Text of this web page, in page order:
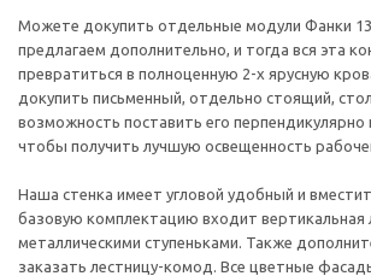
Можете докупить отдельные модули Фанки
предлагаем дополнительно, и тогда вся эта
превратиться в полноценную 2-х ярусную
докупить письменный, отдельно стоящий,
возможность поставить его перпендикулярно
чтобы получить лучшую освещенность
Наша стенка имеет угловой удобный и
базовую комплектацию входит вертикальная
металлическими ступеньками. Также
заказать лестницу-комод. Все цветные